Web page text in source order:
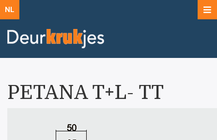
NL
PETANA T+L- TT